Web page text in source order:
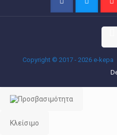
Copyright © 2017 - 2026 e-kepa
Κλείσιμο